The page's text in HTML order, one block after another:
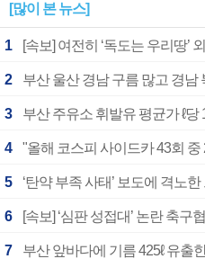
[많이 본 뉴스]
1
2
3 부산 주유소 휘발유 평균가 ℓ
4 "올해 코스피 사이드카 43회
5
6
7 부산 앞바다에 기름 425ℓ 유출